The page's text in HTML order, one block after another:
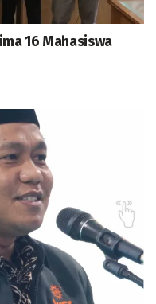
16 Mahasiswa